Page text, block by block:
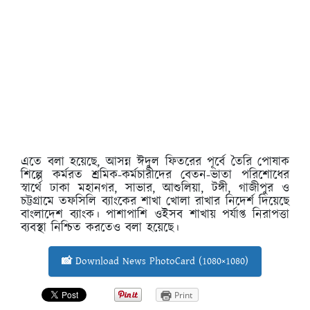
এতে বলা হয়েছে, আসন্ন ঈদুল ফিতরের পূর্বে তৈরি পোষাক
শিল্পে কর্মরত শ্রমিক-কর্মচারীদের বেতন-ভাতা পরিশোধের
স্বার্থে ঢাকা মহানগর, সাভার, আশুলিয়া, টঙ্গী, গাজীপুর ও
চট্টগ্রামে তফসিলি ব্যাংকের শাখা খোলা রাখার নিদের্শ দিয়েছে
বাংলাদেশ ব্যাংক। পাশাপাশি ওইসব শাখায় পর্যাপ্ত নিরাপত্তা
ব্যবস্থা নিশ্চিত করতেও বলা হয়েছে।
📸 Download News PhotoCard (1080×1080)
Print